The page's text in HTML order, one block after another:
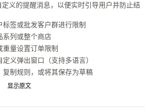
义的提醒消息，以便实时引导用户并防止结
签或批发客户群进行限制
系列或整个商店
量设置订单限制
义弹出窗口（支持多语言）
复制规则，或将其保存为草稿
显示原文